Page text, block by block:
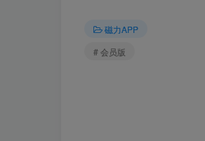
磁力APP
# 会员版